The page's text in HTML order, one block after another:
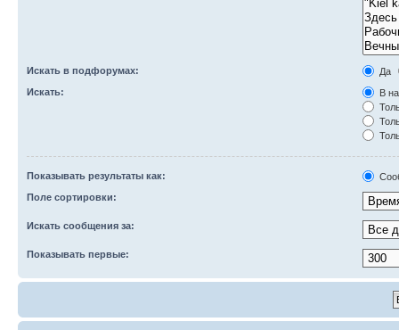
Искать в подфорумах:
Да
Искать:
В
Показывать результаты как:
Поле сортировки:
Искать сообщения за:
Показывать первые: